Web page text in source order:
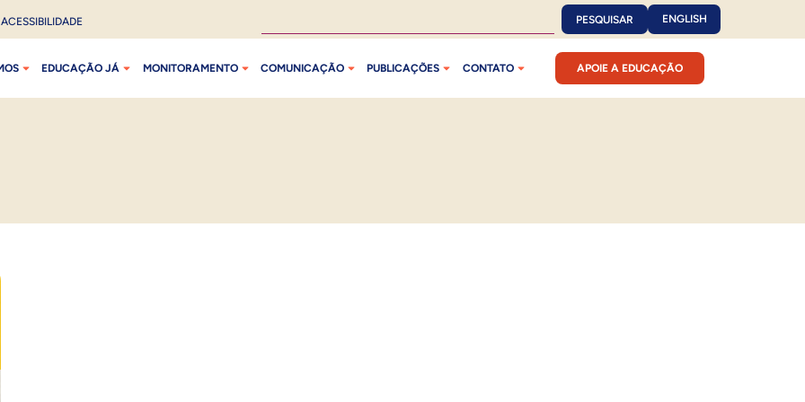
ACESSIBILIDADE PESQUISAR ENGLISH
EDUCAÇÃO JÁ MONITORAMENTO COMUNICAÇÃO PUBLICAÇÕES CONTATO APOIE A EDUCAÇÃO